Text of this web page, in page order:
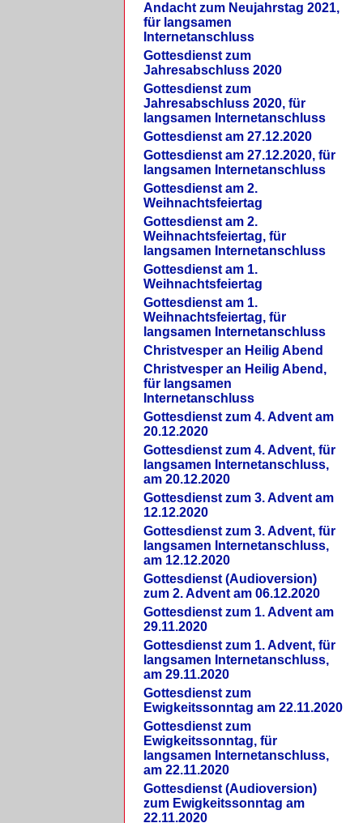
Andacht zum Neujahrstag 2021,
für langsamen
Internetanschluss
Gottesdienst zum
Jahresabschluss 2020
Gottesdienst zum
Jahresabschluss 2020, für
langsamen Internetanschluss
Gottesdienst am 27.12.2020
Gottesdienst am 27.12.2020, für
langsamen Internetanschluss
Gottesdienst am 2.
Weihnachtsfeiertag
Gottesdienst am 2.
Weihnachtsfeiertag, für
langsamen Internetanschluss
Gottesdienst am 1.
Weihnachtsfeiertag
Gottesdienst am 1.
Weihnachtsfeiertag, für
langsamen Internetanschluss
Christvesper an Heilig Abend
Christvesper an Heilig Abend,
für langsamen
Internetanschluss
Gottesdienst zum 4. Advent am
20.12.2020
Gottesdienst zum 4. Advent, für
langsamen Internetanschluss,
am 20.12.2020
Gottesdienst zum 3. Advent am
12.12.2020
Gottesdienst zum 3. Advent, für
langsamen Internetanschluss,
am 12.12.2020
Gottesdienst (Audioversion)
zum 2. Advent am 06.12.2020
Gottesdienst zum 1. Advent am
29.11.2020
Gottesdienst zum 1. Advent, für
langsamen Internetanschluss,
am 29.11.2020
Gottesdienst zum
Ewigkeitssonntag am 22.11.2020
Gottesdienst zum
Ewigkeitssonntag, für
langsamen Internetanschluss,
am 22.11.2020
Gottesdienst (Audioversion)
zum Ewigkeitssonntag am
22.11.2020